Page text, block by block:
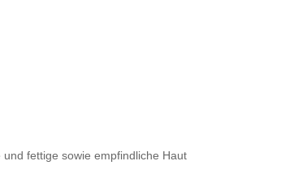
fettige sowie empfindliche Haut